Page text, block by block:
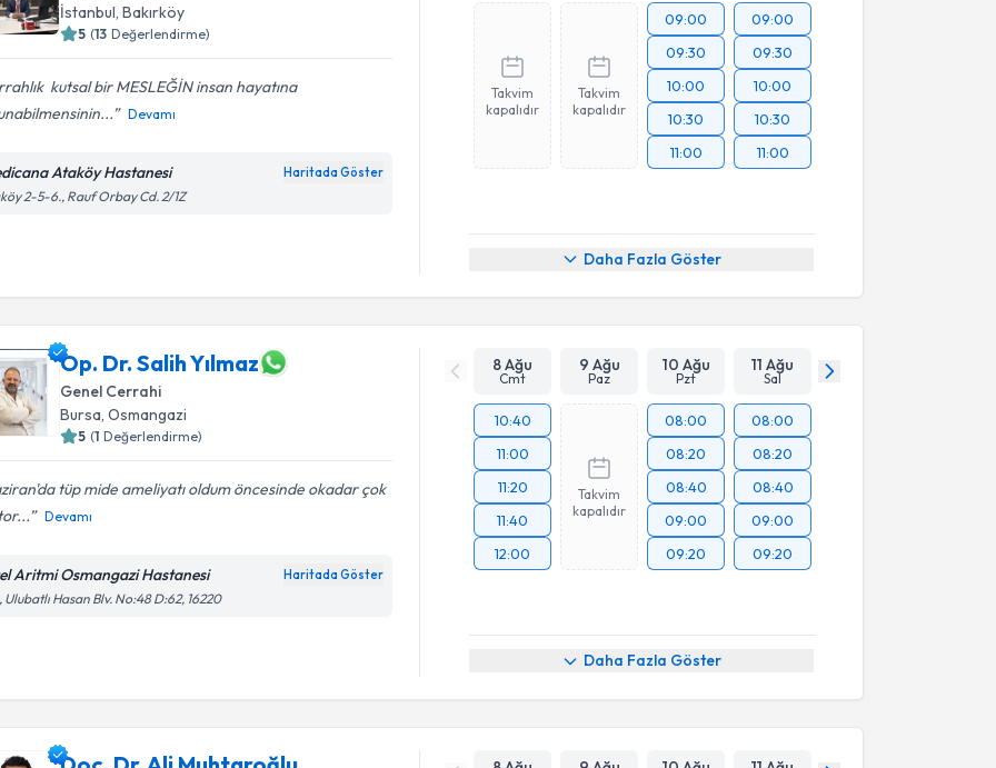
İstanbul ,Bakırköy
5 (13 Değerlendirme)
kutsal bir MESLEĞİN insan hayatına
Devamı
Ataköy Hastanesi Haritada Göster
2-5-6., Rauf Orbay Cd. 2/1Z
Takvim
kapalıdır
Takvim
kapalıdır
09:00
09:30
10:00
10:30
11:00
09:00
09:30
10:00
10:30
11:00
Daha Fazla Göster
Op. Dr. Salih Yılmaz
Genel Cerrahi
Bursa,Osmangazi
5 (1 Değerlendirme)
tüp mide ameliyatı oldum öncesinde okadar çok
Devamı
Aritmi Osmangazi Hastanesi Haritada Göster
Ulubatlı Hasan Blv. No:48 D:62, 16220
8 Ağu
Cmt
9 Ağu
Paz
10 Ağu
Pzt
11 Ağu
Sal
10:40
11:00
11:20
11:40
12:00
Takvim
kapalıdır
08:00
08:20
08:40
09:00
09:20
08:00
08:20
08:40
09:00
09:20
Daha Fazla Göster